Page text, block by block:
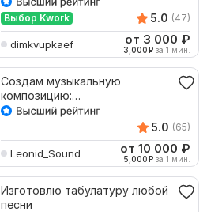
Выбор Kwork 5.0 (47)
dimkvupkaef от 3 000 ₽
3,000₽ за 1 мин.
Создам музыкальную
композицию:
инструментальную,
5.0 (65)
Leonid_Sound от 10 000 ₽
5,000₽ за 1 мин.
Изготовлю табулатуру любой
песни